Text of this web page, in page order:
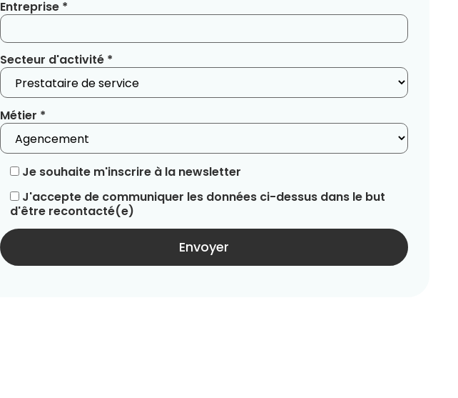
Entreprise *
Secteur d'activité *
Métier *
Je souhaite m'inscrire à la newsletter
J'accepte de communiquer les données ci-dessus dans le but
d'être recontacté(e)